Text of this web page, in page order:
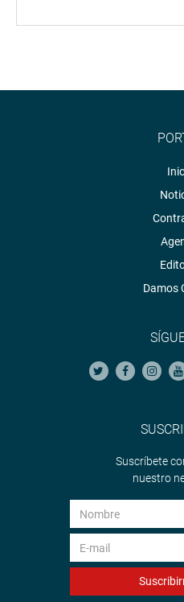
Damos
Suscríbete
nuestro